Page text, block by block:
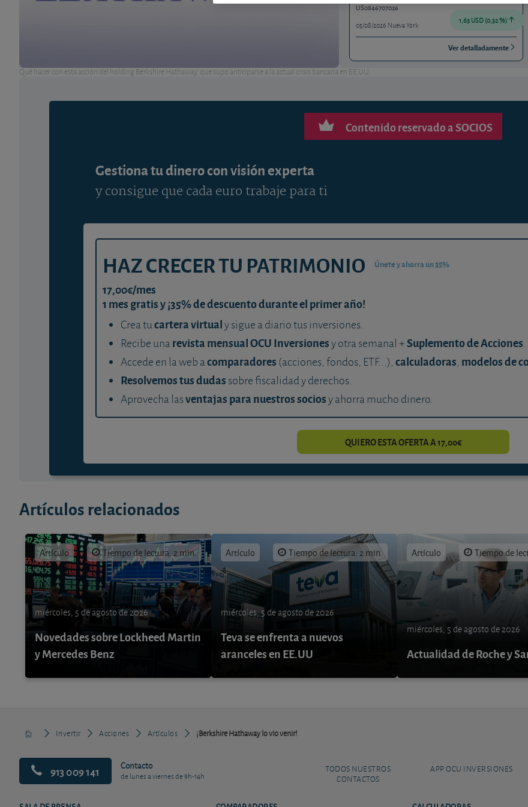
Qué hacer con esta acción del holding Berkshire Hathaway, que supo anticiparse a la actual crisis bancaria en EE.UU.
US0846707026
05/08/2026 Nueva York
1,63 USD (0,32 %)
Ver detalladamente
Contenido reservado a SOCIOS
Gestiona tu dinero con visión experta
y consigue que cada euro trabaje para ti
HAZ CRECER TU PATRIMONIO Únete y ahorra un 35%
17,00€/mes
1 mes gratis y ¡35% de descuento durante el primer año!
Crea tucartera virtualy sigue a diario tus inversiones.
Recibe unarevista mensual OCU Inversionesy otra semanal +Suplemento de Acciones.
Accede en la web acomparadores (acciones, fondos, ETF...), calculadoras, modelos de
Resolvemos tus dudas sobre fiscalidad y derechos.
Aprovecha lasventajas para nuestros sociosy ahorra mucho dinero.
QUIERO ESTA OFERTA A 17,00€
Artículos relacionados
Artículo Tiempo de lectura: 2 min.
miércoles, 5 de agosto de 2026
Novedades sobre Lockheed Martin
y Mercedes Benz
Artículo Tiempo de lectura: 2 min.
miércoles, 5 de agosto de 2026
Teva se enfrenta a nuevos
aranceles en EE.UU
Artículo Tiempo de
miércoles, 5 de agosto de 2026
Actualidad de Roche y
Invertir Acciones Artículos ¡Berkshire Hathaway lo vio venir!
913 009 141 Contacto
de lunes a viernes de 9h-14h
TODOS NUESTROS
CONTACTOS
APP OCU INVERSIONES